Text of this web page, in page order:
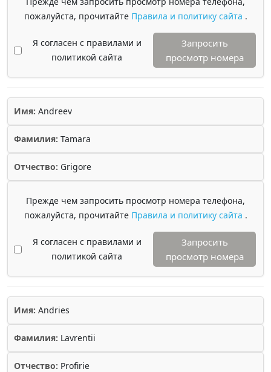
пожалуйста, прочитайте Правила и политику сайта .
Я согласен с правилами и
политикой сайта
Запросить
просмотр номера
Имя: Andreev
Фамилия: Tamara
Отчество: Grigore
Прежде чем запросить просмотр номера телефона,
пожалуйста, прочитайте Правила и политику сайта .
Я согласен с правилами и
политикой сайта
Запросить
просмотр номера
Имя: Andries
Фамилия: Lavrentii
Отчество: Profirie